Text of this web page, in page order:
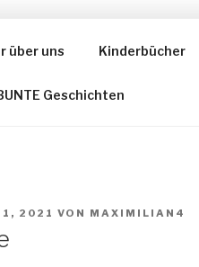
LESER
über uns Kinderbücher
Geschichten
1, 2021 VON MAXIMILIAN4